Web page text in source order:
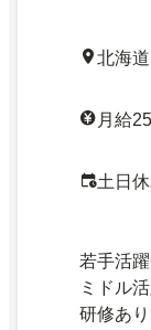
北海
月給
土日
若手活
ミドル
研修あり